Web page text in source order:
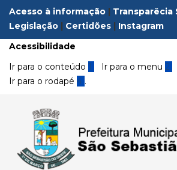
Acesso à informação | Transparêcia
Legislação | Certidões | Instagram
Acessibilidade
Ir para o conteúdo 1 Ir para o menu 2
Ir para o rodapé 4 .